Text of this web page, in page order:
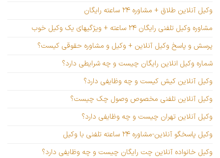
وکیل آنلاین طلاق + مشاوره ۲۴ ساعته رایگان
مشاوره وکیل تلفنی رایگان ۲۴ ساعته + ویژگیهای یک وکیل خوب
پرسش و پاسخ وکیل آنلاین + وکیل و مشاوره حقوقی کیست؟
شماره وکیل انلاین رایگان چیست و چه شرایطی دارد؟
وکیل آنلاین کیش کیست و چه وظایفی دارد؟
وکیل آنلاین تلفنی مخصوص وصول چک چیست؟
وکیل آنلاین تهران چیست و چه وظایفی دارد؟
وکیل پاسخگو آنلاین-مشاوره ۲۴ ساعته تلفنی با وکیل
وکیل خانواده آنلاین چت رایگان چیست و چه وظایفی دارد؟